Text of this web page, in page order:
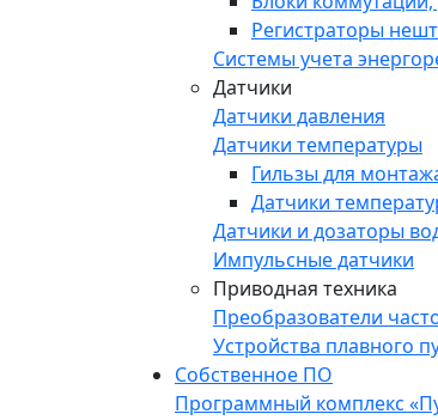
Регистраторы
Системы учета
Датчики
Датчики давления
Датчики температуры
Гильзы для
Датчики
Датчики и дозаторы
Импульсные датчики
Приводная техника
Преобразователи
Устройства плавного
Собственное ПО
Программный комплекс